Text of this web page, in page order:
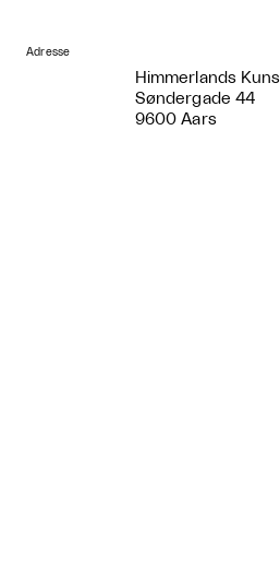
Adresse
Himmerlands
Søndergade 44
9600 Aars